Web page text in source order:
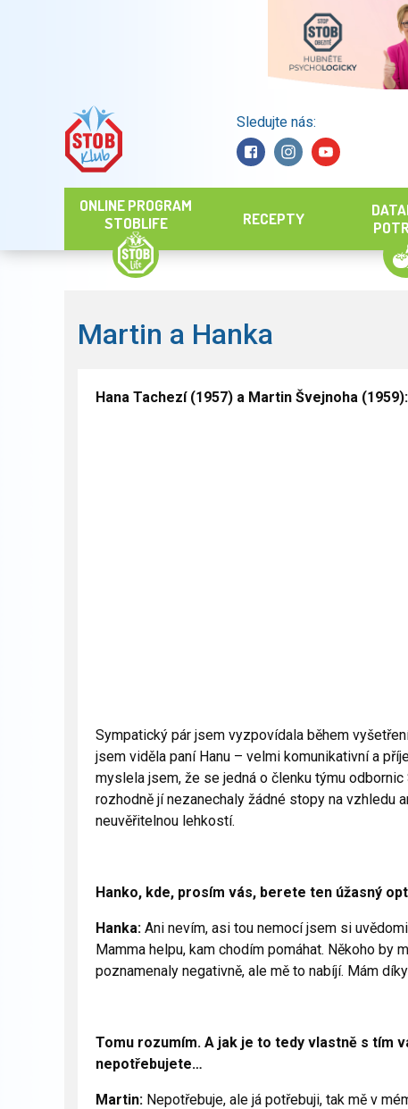
Sledujte nás:
ONLINE PROGRAM
STOBLIFE
RECEPTY
Martin a Hanka
Hana Tachezí (1957) a Martin Švejnoha
Sympatický pár jsem vyzpovídala během
jsem viděla paní Hanu – velmi komunikativní a
myslela jsem, že se jedná o členku týmu
rozhodně jí nezanechaly žádné stopy na vzhledu
neuvěřitelnou lehkostí.
Hanko, kde, prosím vás, berete ten úžasný
Hanka: Ani nevím, asi tou nemocí jsem si
Mamma helpu, kam chodím pomáhat. Někoho by
poznamenaly negativně, ale mě to nabíjí. Mám
Tomu rozumím. A jak je to tedy vlastně s tím
nepotřebujete…
Martin: Nepotřebuje, ale já potřebuji, tak mě v